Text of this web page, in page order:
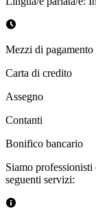
Mezzi di pagamento
Carta di credito
Assegno
Contanti
Bonifico bancario
Siamo
seguenti servizi: